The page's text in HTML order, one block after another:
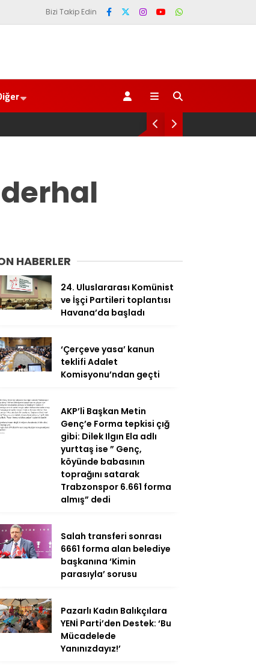
Bizi Takip Edin
HABERLER
24. Uluslararası Komünist
ve İşçi Partileri toplantısı
Havana’da başladı
‘Çerçeve yasa’ kanun
teklifi Adalet
Komisyonu’ndan geçti
AKP’li Başkan Metin
Genç’e Forma tepkisi çığ
gibi: Dilek Ilgın Ela adlı
yurttaş ise ” Genç,
köyünde babasının
toprağını satarak
Trabzonspor 6.661 forma
almış” dedi
Salah transferi sonrası
6661 forma alan belediye
başkanına ‘Kimin
parasıyla’ sorusu
Pazarlı Kadın Balıkçılara
YENİ Parti’den Destek: ‘Bu
Mücadelede
Yanınızdayız!’